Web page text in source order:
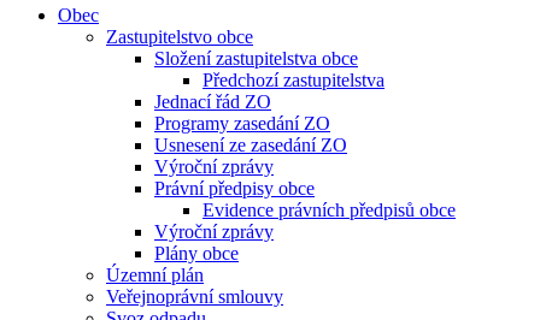
Obec
Zastupitelstvo obce
Složení zastupitelstva obce
Předchozí zastupitelstva
Jednací řád ZO
Programy zasedání ZO
Usnesení ze zasedání ZO
Výroční zprávy
Právní předpisy obce
Evidence právních předpisů obce
Výroční zprávy
Plány obce
Územní plán
Veřejnoprávní smlouvy